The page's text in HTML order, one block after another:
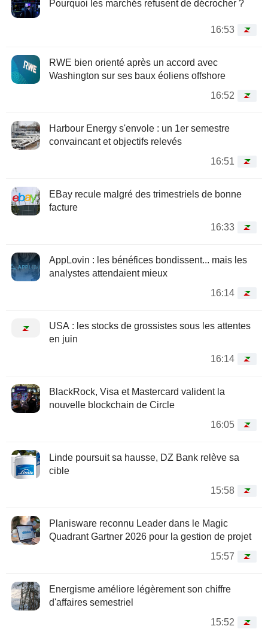
Pourquoi les marchés refusent de décrocher ?
16:53
RWE bien orienté après un accord avec
Washington sur ses baux éoliens offshore
16:52
Harbour Energy s'envole : un 1er semestre
convaincant et objectifs relevés
16:51
EBay recule malgré des trimestriels de bonne
facture
16:33
AppLovin : les bénéfices bondissent... mais les
analystes attendaient mieux
16:14
USA : les stocks de grossistes sous les attentes
en juin
16:14
BlackRock, Visa et Mastercard valident la
nouvelle blockchain de Circle
16:05
Linde poursuit sa hausse, DZ Bank relève sa
cible
15:58
Planisware reconnu Leader dans le Magic
Quadrant Gartner 2026 pour la gestion de projet
15:57
Energisme améliore légèrement son chiffre
d'affaires semestriel
15:52